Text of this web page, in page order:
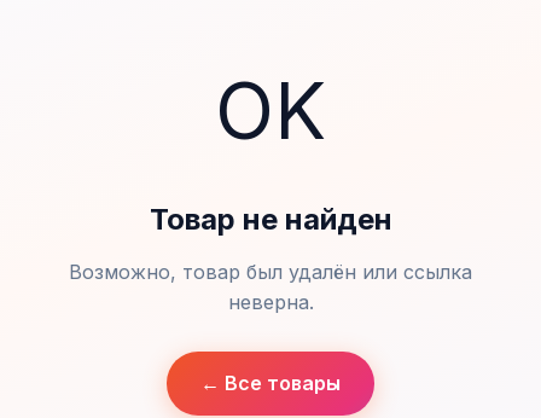
OK
Товар не найден
Возможно, товар был удалён или ссылка
неверна.
← Все товары